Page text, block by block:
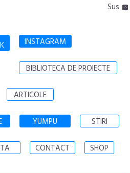
Sus
INSTAGRAM
BIBLIOTECA DE PROIECTE
ARTICOLE
YUMPU STIRI
CONTACT SHOP